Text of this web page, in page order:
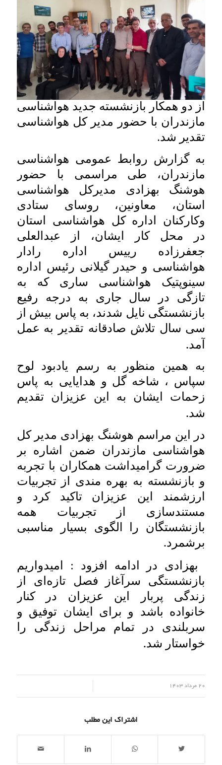
از دو همکار بازنشسته جدید هواشناسی
مازندران با حضور مدیر کل هواشناسی
تقدیر شد.
به گزارش روابط عمومی هواشناسی
مازندران، طی مراسمی با حضور
هوشنگ بهزادی مدیرکل هواشناسی
استان، معاونین، روسای ستادی
وکارکنان اداره کل هواشناسی استان
در محل کار ایشان، از عبدالعلی
جعفرزاده رییس اداره رادار
هواشناسی و حیدر گیلانی رئیس اداره
سینوپتیک هواشناسی ساری که به
تازگی در سال جاری به درجه رفیع
بازنشستگی نایل شدند، به پاس بیش از
سی سال تلاش صادقانه تقدیر به عمل
آمد.
به همین منظور به رسم یادبود لوح
سپاس ، شاخه گل و هدایایی به پاس
زحمات ایشان به این عزیزان تقدیم
شد.
در این مراسم هوشنگ بهزادی مدیر کل
هواشناسی مازندران ضمن اشاره بر
ضرورت گرامیداشت همکاران با تجربه
و بازنشسته به بهره مندی از تجربیات
ارزشمند این عزیزان تاکید کرد و
مستندسازی از تجربیات همه
بازنشستگان را الگوی بسیار مناسبی
برشمرد.
بهزادی در ادامه افزود : امیدواریم
بازنشستگی سرآغاز فصل تازه‌ای از
زندگی پربار این عزیزان در کنار
خانواده باشد و برای ایشان توفیق و
سربلندی در تمام مراحل زندگی را
خواستار شد.
20 مرداد 1403
اشتراک این مطلب